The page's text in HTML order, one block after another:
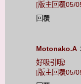
[版主回覆05/
回覆
Motonako.A
好吸引哦!
[版主回覆05/